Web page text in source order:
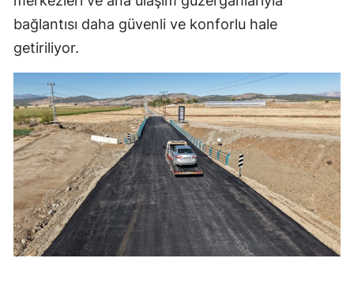
bağlantısı daha güvenli ve konforlu hale
getiriliyor.